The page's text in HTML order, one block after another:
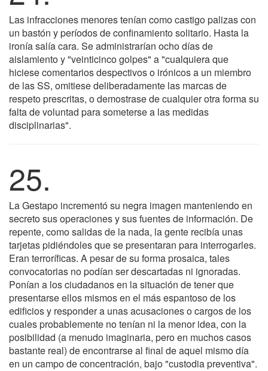
Las infracciones menores tenían como castigo palizas con
un bastón y períodos de confinamiento solitario. Hasta la
ironía salía cara. Se administrarían ocho días de
aislamiento y "veinticinco golpes" a "cualquiera que
hiciese comentarios despectivos o irónicos a un miembro
de las SS, omitiese deliberadamente las marcas de
respeto prescritas, o demostrase de cualquier otra forma su
falta de voluntad para someterse a las medidas
disciplinarias".
25.
La Gestapo incrementó su negra imagen manteniendo en
secreto sus operaciones y sus fuentes de información. De
repente, como salidas de la nada, la gente recibía unas
tarjetas pidiéndoles que se presentaran para interrogarles.
Eran terroríficas. A pesar de su forma prosaica, tales
convocatorias no podían ser descartadas ni ignoradas.
Ponían a los ciudadanos en la situación de tener que
presentarse ellos mismos en el más espantoso de los
edificios y responder a unas acusaciones o cargos de los
cuales probablemente no tenían ni la menor idea, con la
posibilidad (a menudo imaginaria, pero en muchos casos
bastante real) de encontrarse al final de aquel mismo día
en un campo de concentración, bajo "custodia preventiva".